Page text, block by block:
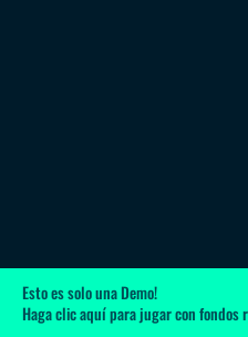
Esto es solo una Demo!
Haga clic aquípara jugar con fondos